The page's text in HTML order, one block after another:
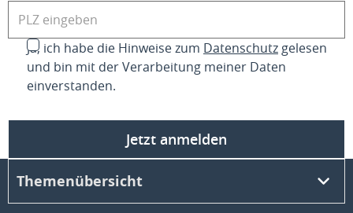
Ja, ich habe die Hinweise zum Datenschutz gelesen
und bin mit der Verarbeitung meiner Daten
einverstanden.
Jetzt anmelden
Themenübersicht